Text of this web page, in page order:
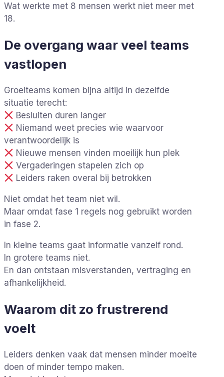
Wat werkte met 8 mensen werkt niet meer met
18.
De overgang waar veel teams
vastlopen
Groeiteams komen bijna altijd in dezelfde
situatie terecht:
Besluiten duren langer
Niemand weet precies wie waarvoor
verantwoordelijk is
Nieuwe mensen vinden moeilijk hun plek
Vergaderingen stapelen zich op
Leiders raken overal bij betrokken
Niet omdat het team niet wil.
Maar omdat fase 1 regels nog gebruikt worden
in fase 2.
In kleine teams gaat informatie vanzelf rond.
In grotere teams niet.
En dan ontstaan misverstanden, vertraging en
afhankelijkheid.
Waarom dit zo frustrerend
voelt
Leiders denken vaak dat mensen minder moeite
doen of minder tempo maken.